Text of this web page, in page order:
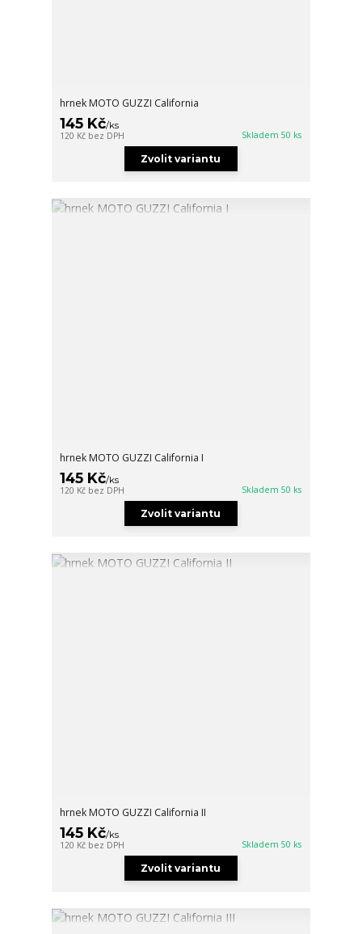
hrnek MOTO GUZZI California
145 Kč/ks
120 Kč bez DPH Skladem 50 ks
Zvolit variantu
hrnek MOTO GUZZI California I
145 Kč/ks
120 Kč bez DPH Skladem 50 ks
Zvolit variantu
hrnek MOTO GUZZI California II
145 Kč/ks
120 Kč bez DPH Skladem 50 ks
Zvolit variantu